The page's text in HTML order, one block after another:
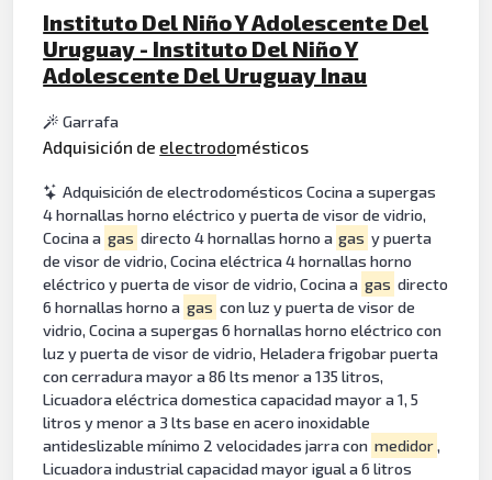
Instituto Del Niño Y Adolescente Del
Uruguay - Instituto Del Niño Y
Adolescente Del Uruguay Inau
Garrafa
Adquisición de electrodomésticos
Adquisición de electrodomésticos Cocina a supergas
4 hornallas horno eléctrico y puerta de visor de vidrio,
Cocina a gas directo 4 hornallas horno a gas y puerta
de visor de vidrio, Cocina eléctrica 4 hornallas horno
eléctrico y puerta de visor de vidrio, Cocina a gas directo
6 hornallas horno a gas con luz y puerta de visor de
vidrio, Cocina a supergas 6 hornallas horno eléctrico con
luz y puerta de visor de vidrio, Heladera frigobar puerta
con cerradura mayor a 86 lts menor a 135 litros,
Licuadora eléctrica domestica capacidad mayor a 1, 5
litros y menor a 3 lts base en acero inoxidable
antideslizable mínimo 2 velocidades jarra con medidor,
Licuadora industrial capacidad mayor igual a 6 litros